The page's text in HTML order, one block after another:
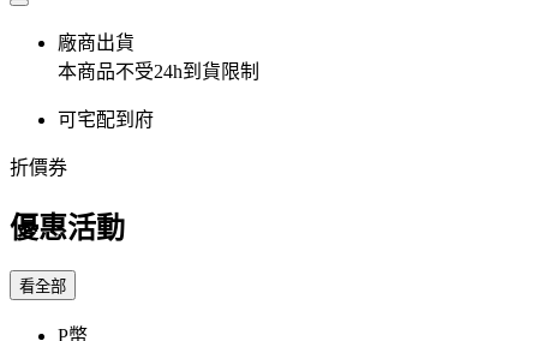
廠商出貨
本商品不受24h到貨限制
可宅配到府
折價券
優惠活動
看全部
P幣